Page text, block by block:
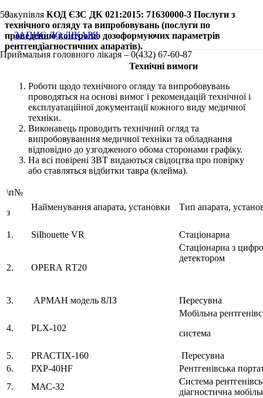
ЗАПИС ДО ЛІКАРЯ
Приймальня головного лікаря – 0(432) 67-60-87
Закупівля КОД ЄЗС ДК 021:2015: 71630000-3 Послуги з
технічного огляду та випробовувань (послуги по
проведенню контролю дозоформуючих параметрів
рентгендіагностичних апаратів).
Технічні вимоги
Роботи щодо технічного огляду та випробовувань
проводяться на основі вимог і рекомендацій технічної і
експлуатаційної документації кожного виду медичної
техніки.
Виконавець проводить технічний огляд та
випробовуванння медичної техніки та обладнання
відповідно до узгодженого обома сторонами графіку.
На всі повірені ЗВТ видаються свідоцтва про повірку
або ставляться відбитки тавра (клейма).
\п№
з
Найменування апарата, установки Тип апарата,
1. SіІhоuеtte VR Стаціонарна
2. ОРЕRА RТ20
Стаціонарна з
детектором
3. АРМАН модель 8ЛЗ Пересувна
4. PLX-102
Мобільна
система
5. РRАСТІХ-160
Пересувна
6.
РХР-40НF
Рентгенівська
7.
МАС-32
Система
діагностична